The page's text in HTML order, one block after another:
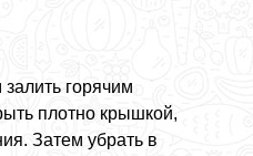
горячим
плотно крышкой,
Затем убрать в